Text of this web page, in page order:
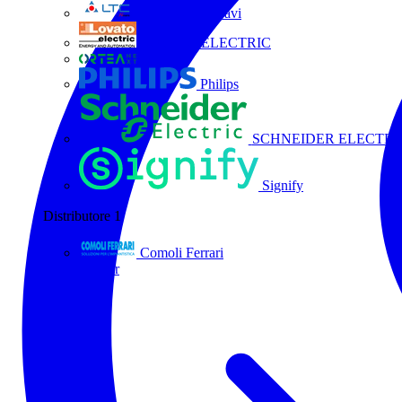
La Triveneta Cavi
LOVATO ELECTRIC
Philips
SCHNEIDER
Signify
Distributore 1
Comoli Ferrari
Tutti i partner